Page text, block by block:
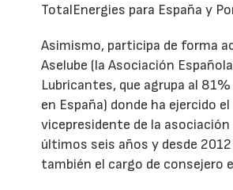
TotalEnergies para España y
Asimismo, participa de forma
Aselube (la Asociación
Lubricantes, que agrupa al
en España) donde ha ejercido
vicepresidente de la asociación
últimos seis años y desde
también el cargo de consejero